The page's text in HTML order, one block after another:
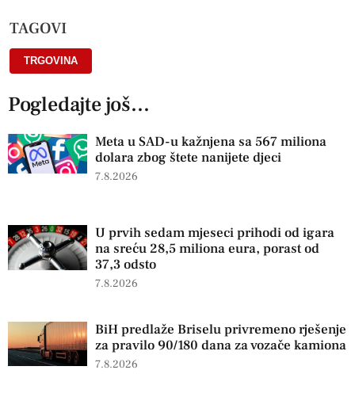
TAGOVI
TRGOVINA
Pogledajte još...
Meta u SAD-u kažnjena sa 567 miliona
dolara zbog štete nanijete djeci
7.8.2026
U prvih sedam mjeseci prihodi od igara
na sreću 28,5 miliona eura, porast od
37,3 odsto
7.8.2026
BiH predlaže Briselu privremeno rješenje
za pravilo 90/180 dana za vozače kamiona
7.8.2026